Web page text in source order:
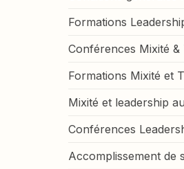
Formations
Conférences Mixité &
Formations Mixité et
Mixité et leadership
Conférences
Accomplissement de